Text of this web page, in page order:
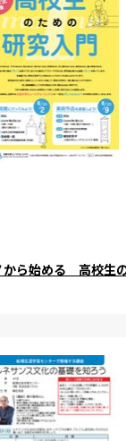
から始める 高校生